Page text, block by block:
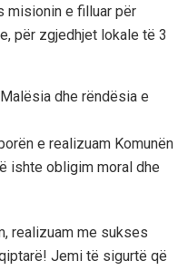
misionin e filluar për
për zgjedhjet lokale të 3
dhe rëndësia e
e realizuam Komunën
ishte obligim moral dhe
realizuam me sukses
Jemi të sigurtë që